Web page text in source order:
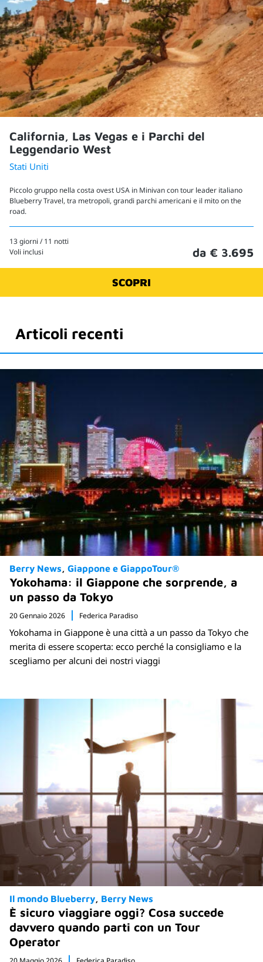
California, Las Vegas e i Parchi del
Leggendario West
Stati Uniti
Piccolo gruppo nella costa ovest USA in Minivan con tour leader italiano
Blueberry Travel, tra metropoli, grandi parchi americani e il mito on the
road.
13 giorni / 11 notti
Voli inclusi
da € 3.695
SCOPRI
Articoli recenti
Berry News Giappone e GiappoTour®
Yokohama: il Giappone che sorprende, a
un passo da Tokyo
20 Gennaio 2026 Federica Paradiso
Yokohama in Giappone è una città a un passo da Tokyo che
merita di essere scoperta: ecco perché la consigliamo e la
scegliamo per alcuni dei nostri viaggi
Il mondo Blueberry Berry News
È sicuro viaggiare oggi? Cosa succede
davvero quando parti con un Tour
Operator